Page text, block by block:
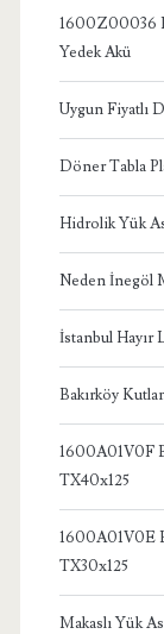
1600Z00036
Yedek Akü
Uygun Fiyatlı
Döner Tabla
Hidrolik Yük
Neden İnegöl
İstanbul Hayır
Bakırköy
1600A01V0F
TX40x125
1600A01V0E
TX30x125
Makaslı Yük